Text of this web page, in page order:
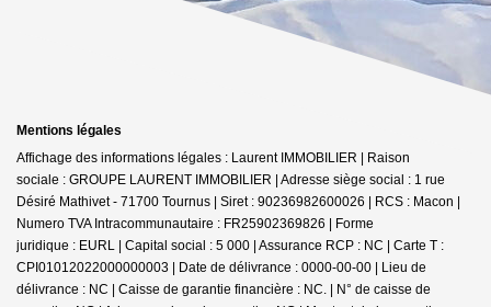
Mentions légales
Affichage des informations légales : Laurent IMMOBILIER | Raison
sociale : GROUPE LAURENT IMMOBILIER | Adresse siège social : 1 rue
Désiré Mathivet - 71700 Tournus | Siret : 90236982600026 | RCS : Macon |
Numero TVA Intracommunautaire : FR25902369826 | Forme
juridique : EURL | Capital social : 5 000 | Assurance RCP : NC |Carte T :
CPI01012022000000003 | Date de délivrance : 0000-00-00 | Lieu de